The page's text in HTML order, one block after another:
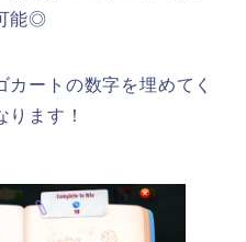
能◎
ートの数字を埋めてく
ます！